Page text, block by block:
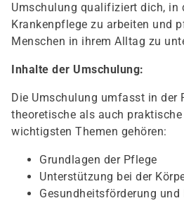
Umschulung qualifiziert dich, in
Krankenpflege zu arbeiten und
Menschen in ihrem Alltag zu
Inhalte der Umschulung:
Die Umschulung umfasst in der
theoretische als auch
wichtigsten Themen gehören:
Grundlagen der Pflege
Unterstützung bei der
Gesundheitsförderung und